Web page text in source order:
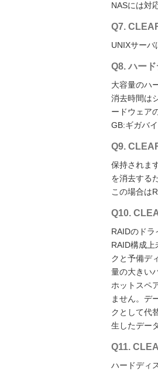
NASには対
Q7.
UNIXサー
Q8. ハー
大容量のハ
消去時間は
ードウェア
GB:ギガバ
Q9.
保持されま
を消去する
この場合は
Q10.
RAIDのドラ
RAID構成
クと予備デ
量の大きい
ホットスペ
ません。デ
クとして代
生したデー
Q11.
ハードディ